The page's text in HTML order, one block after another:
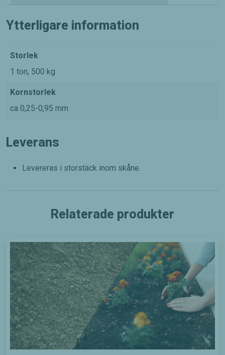
Ytterligare information
Storlek
1 ton, 500 kg
Kornstorlek
ca 0,25-0,95 mm
Leverans
Levereras i storstäck inom skåne.
Relaterade produkter